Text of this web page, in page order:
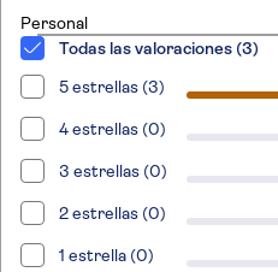
Personal
Todas las valoraciones (3)
5 estrellas (3)
4 estrellas (0)
3 estrellas (0)
2 estrellas (0)
1 estrella (0)